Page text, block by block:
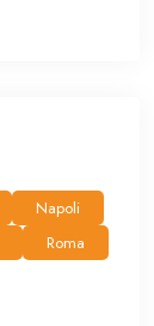
Napoli
Roma